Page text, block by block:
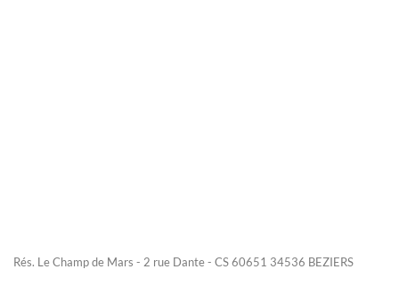
Rés. Le Champ de Mars - 2 rue Dante - CS 60651 34536 BEZIERS